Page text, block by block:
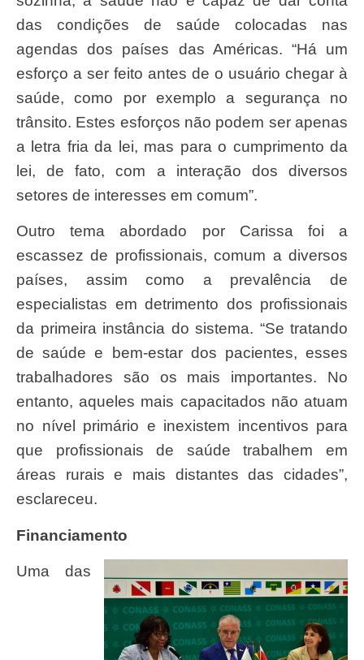
das condições de saúde colocadas nas
agendas dos países das Américas. “Há um
esforço a ser feito antes de o usuário chegar à
saúde, como por exemplo a segurança no
trânsito. Estes esforços não podem ser apenas
a letra fria da lei, mas para o cumprimento da
lei, de fato, com a interação dos diversos
setores de interesses em comum”.
Outro tema abordado por Carissa foi a
escassez de profissionais, comum a diversos
países, assim como a prevalência de
especialistas em detrimento dos profissionais
da primeira instância do sistema. “Se tratando
de saúde e bem-estar dos pacientes, esses
trabalhadores são os mais importantes. No
entanto, aqueles mais capacitados não atuam
no nível primário e inexistem incentivos para
que profissionais de saúde trabalhem em
áreas rurais e mais distantes das cidades”,
esclareceu.
Financiamento
Uma das